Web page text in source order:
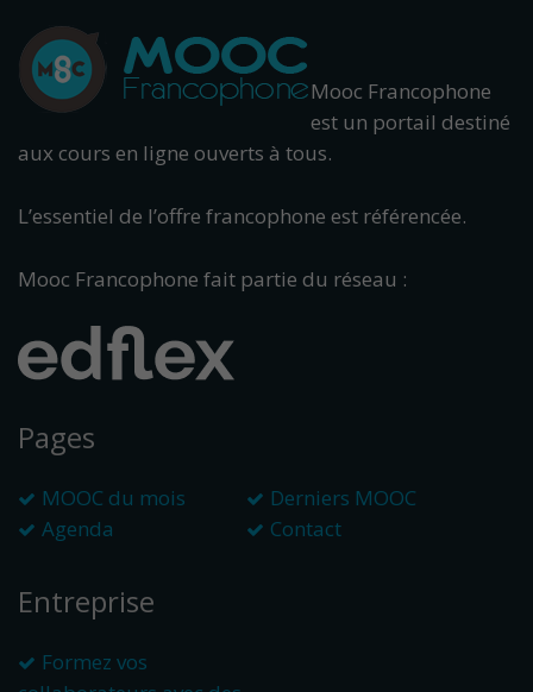
Mooc Francophone
est un portail destiné
aux cours en ligne ouverts à tous.
L’essentiel de l’offre francophone est référencée.
Mooc Francophone fait partie du réseau :
Pages
MOOC du mois
Derniers MOOC
Agenda
Contact
Entreprise
Formez vos